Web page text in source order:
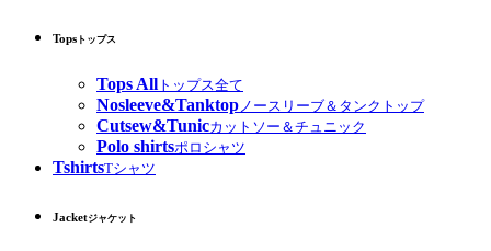
Tops トップス
Tops All トップス全て
Nosleeve&Tanktop ノースリーブ＆タンクトップ
Cutsew&Tunicカットソー＆チュニック
Polo shirtsポロシャツ
TshirtsTシャツ
Jacketジャケット